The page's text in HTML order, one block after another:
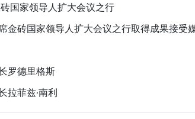
国家领导人扩大会议之行
金砖国家领导人扩大会议之行取得成果接受
罗德里格斯
拉菲兹·南利